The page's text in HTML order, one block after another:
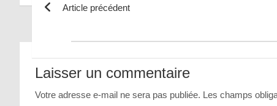
Navigation
de
l’article
Article précédent
Laisser un commentaire
Votre adresse e-mail ne sera pas publiée. Les champs